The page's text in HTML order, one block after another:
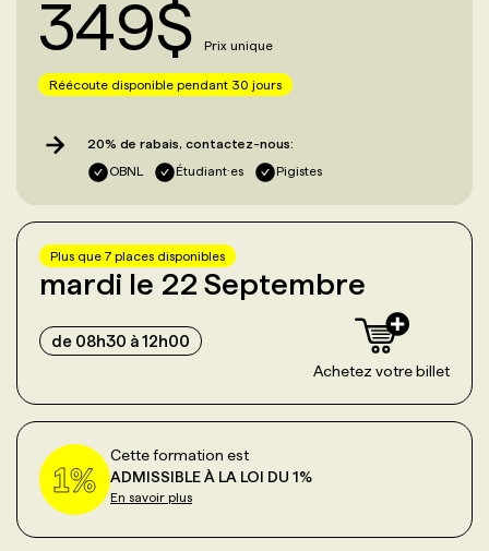
349$ Prix unique
Réécoute disponible pendant 30 jours
20% de rabais, contactez-nous:
OBNL
Étudiant·es Pigistes
Plus que 7 places disponibles
mardi le 22 Septembre
de 08h30 à 12h00
Achetez votre billet
Cette formation est
ADMISSIBLE À LA LOI DU 1%
En savoir plus